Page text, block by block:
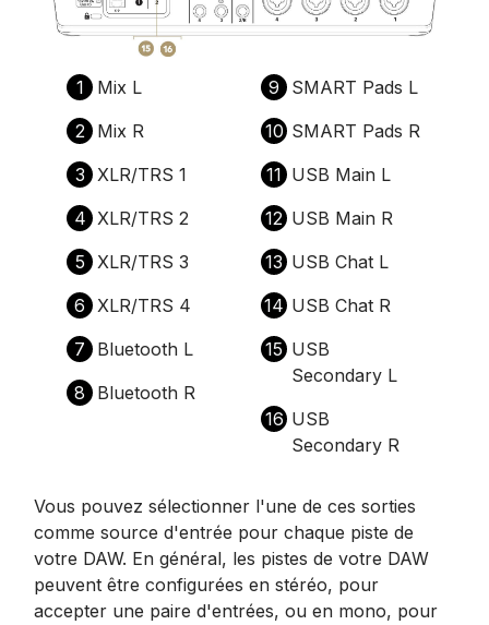
1
Mix L
2
Mix R
3 XLR/TRS 1
4 XLR/TRS 2
5 XLR/TRS 3
6 XLR/TRS 4
7
Bluetooth L
8
Bluetooth R
9
SMART Pads L
10 SMART Pads R
11 USB Main L
12 USB Main R
13 USB Chat L
14 USB Chat R
15 USB
Secondary L
16 USB
Secondary R
Vous pouvez sélectionner l'une de ces sorties
comme source d'entrée pour chaque piste de
votre DAW. En général, les pistes de votre DAW
peuvent être configurées en stéréo, pour
accepter une paire d'entrées, ou en mono, pour